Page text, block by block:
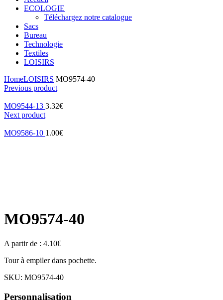
ECOLOGIE
Téléchargez notre catalogue
Sacs
Bureau
Technologie
Textiles
LOISIRS
HomeLOISIRS MO9574-40
Previous product
MO9544-13 3.32€
Next product
MO9586-10 1.00€
MO9574-40
A partir de : 4.10€
Tour à empiler dans pochette.
SKU: MO9574-40
Personnalisation